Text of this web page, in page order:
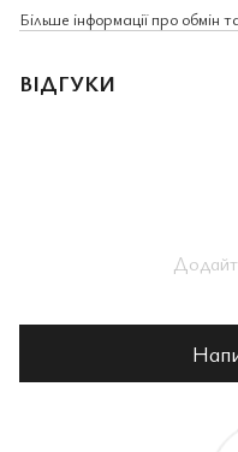
Більше інформації про обмін
ВІДГУКИ